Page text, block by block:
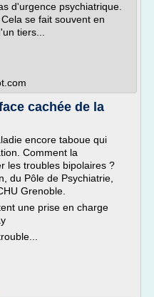
d'urgence psychiatrique.
se fait souvent en
tiers...
cachée de la
encore taboue qui
Comment la
les troubles bipolaires ?
du Pôle de Psychiatrie,
Grenoble.
une prise en charge